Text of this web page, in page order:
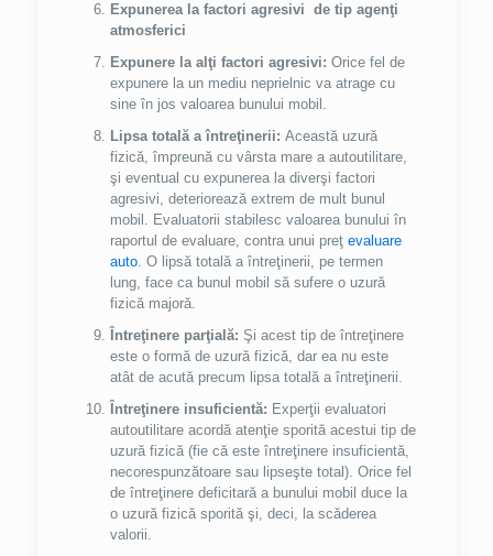
Expunerea la factori agresivi de tip agenţi
atmosferici
Expunere la alţi factori agresivi: Orice fel de
expunere la un mediu neprielnic va atrage cu
sine în jos valoarea bunului mobil.
Lipsa totală a întreţinerii: Această uzură
fizică, împreună cu vârsta mare a autoutilitare,
şi eventual cu expunerea la diverşi factori
agresivi, deteriorează extrem de mult bunul
mobil. Evaluatorii stabilesc valoarea bunului în
raportul de evaluare, contra unui preţ evaluare
auto. O lipsă totală a întreţinerii, pe termen
lung, face ca bunul mobil să sufere o uzură
fizică majoră.
Întreţinere parţială: Şi acest tip de întreţinere
este o formă de uzură fizică, dar ea nu este
atât de acută precum lipsa totală a întreţinerii.
Întreţinere insuficientă: Experţii evaluatori
autoutilitare acordă atenţie sporită acestui tip de
uzură fizică (fie că este întreţinere insuficientă,
necorespunzătoare sau lipseşte total). Orice fel
de întreţinere deficitară a bunului mobil duce la
o uzură fizică sporită şi, deci, la scăderea
valorii.